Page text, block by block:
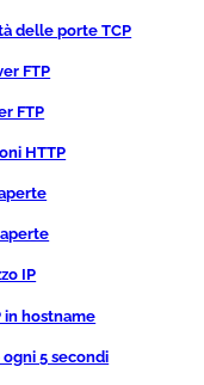
delle porte TCP
FTP
FTP
HTTP
IP
in hostname
5 secondi